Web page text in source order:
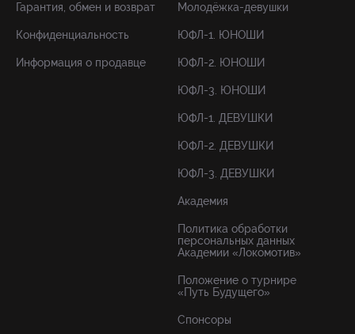
Гарантия, обмен и возврат
Конфиденциальность
Информация о продавце
Молодёжка-девушки
ЮФЛ-1. ЮНОШИ
ЮФЛ-2. ЮНОШИ
ЮФЛ-3. ЮНОШИ
ЮФЛ-1. ДЕВУШКИ
ЮФЛ-2. ДЕВУШКИ
ЮФЛ-3. ДЕВУШКИ
Академия
Политика обработки
персональных данных
Академии «Локомотив»
Положение о турнире
«Путь Будущего»
Спонсоры